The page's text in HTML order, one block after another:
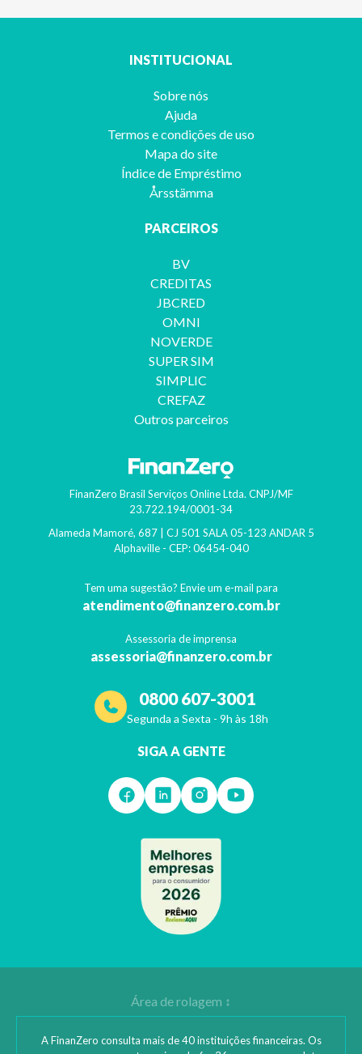
INSTITUCIONAL
Sobre nós
Ajuda
Termos e condições de uso
Mapa do site
Índice de Empréstimo
Årsstämma
PARCEIROS
BV
CREDITAS
JBCRED
OMNI
NOVERDE
SUPER SIM
SIMPLIC
CREFAZ
Outros parceiros
FinanZero Brasil Serviços Online Ltda. CNPJ/MF
23.722.194/0001-34
Alameda Mamoré, 687 | CJ 501 SALA 05-123 ANDAR 5
Alphaville- CEP: 06454-040
Tem uma sugestão? Envie um e-mail para
atendimento@finanzero.com.br
Assessoria de imprensa
assessoria@finanzero.com.br
0800 607-3001
Segunda a Sexta - 9h às 18h
SIGA A GENTE
A FinanZero consulta mais de 40 instituições financeiras. Os